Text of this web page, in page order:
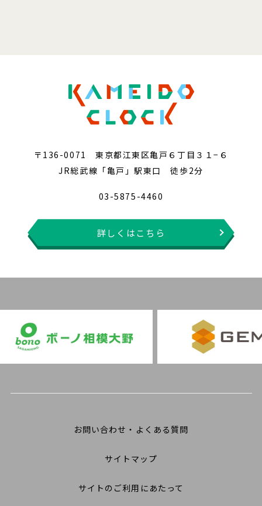
〒136-0071 東京都江東区亀戸６丁目３１−６
JR総武線「亀戸」駅東口 徒歩2分
03-5875-4460
詳しくはこちら
お問い合わせ・よくある質問
サイトマップ
サイトのご利用にあたって